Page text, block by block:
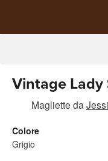
Vintage Lady
Magliette da
Colore
Grigio